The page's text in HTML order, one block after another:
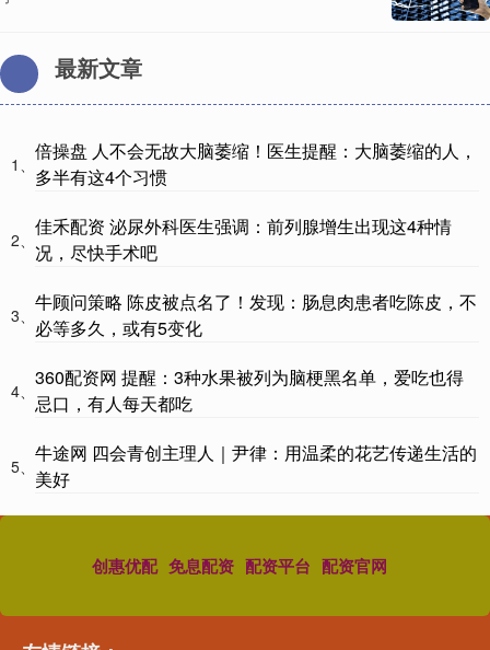
最新文章
1、
倍操盘 人不会无故大脑萎缩！医生提醒：大脑萎缩的人，
多半有这4个习惯
2、
佳禾配资 泌尿外科医生强调：前列腺增生出现这4种情
况，尽快手术吧
3、
牛顾问策略 陈皮被点名了！发现：肠息肉患者吃陈皮，不
必等多久，或有5变化
4、
360配资网 提醒：3种水果被列为脑梗黑名单，爱吃也得
忌口，有人每天都吃
5、
牛途网 四会青创主理人｜尹律：用温柔的花艺传递生活的
美好
创惠优配 免息配资 配资平台 配资官网